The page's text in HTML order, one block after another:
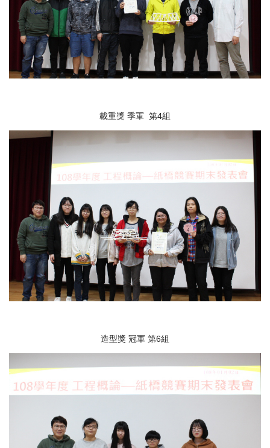
載重獎 季軍 第4組
造型獎 冠軍 第6組